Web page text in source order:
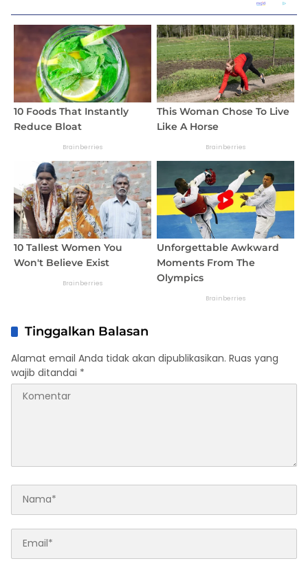
Tinggalkan Balasan
Alamat email Anda tidak akan dipublikasikan. Ruas yang
wajib ditandai *